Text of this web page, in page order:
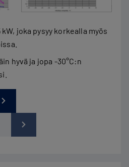
joka pysyy korkealla myös
hyvä ja jopa -30°C:n